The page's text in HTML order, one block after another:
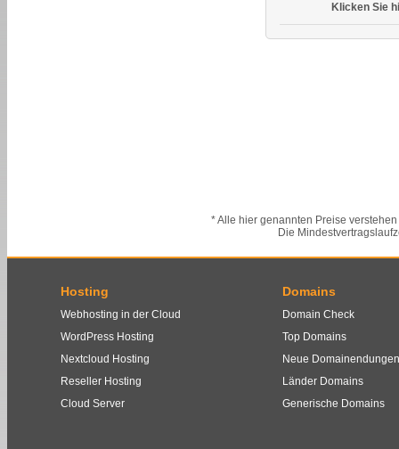
Klicken Sie
* Alle hier genannten Preise
Die
Hosting
Webhosting in der Cloud
WordPress Hosting
Nextcloud Hosting
Reseller Hosting
Cloud Server
Domains
Domain Check
Top Domains
Neue Domainendungen
Länder Domains
Generische Domains